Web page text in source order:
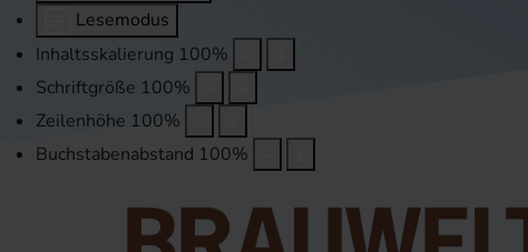
Lesemodus
Inhaltsskalierung 100%
Schriftgröße 100%
Zeilenhöhe 100%
Buchstabenabstand 100%